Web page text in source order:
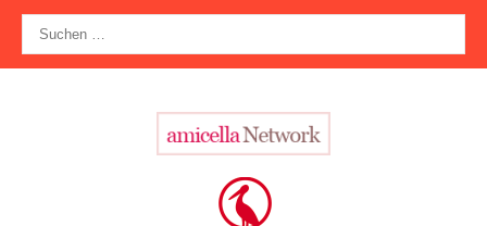
Zum
Inhalt
springen
nach: